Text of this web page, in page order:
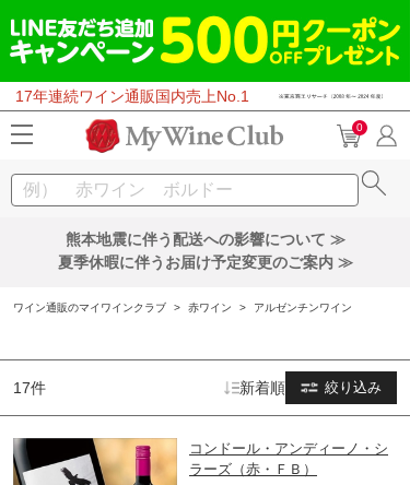
17年連続ワイン通販国内売上No.1
0
熊本地震に伴う配送への影響について ≫
夏季休暇に伴うお届け予定変更のご案内 ≫
ワイン通販のマイワインクラブ > 赤ワイン > アルゼンチンワイン
17件 絞り込み
新着順
コンドール・アンディーノ・シ
ラーズ（赤・ＦＢ）